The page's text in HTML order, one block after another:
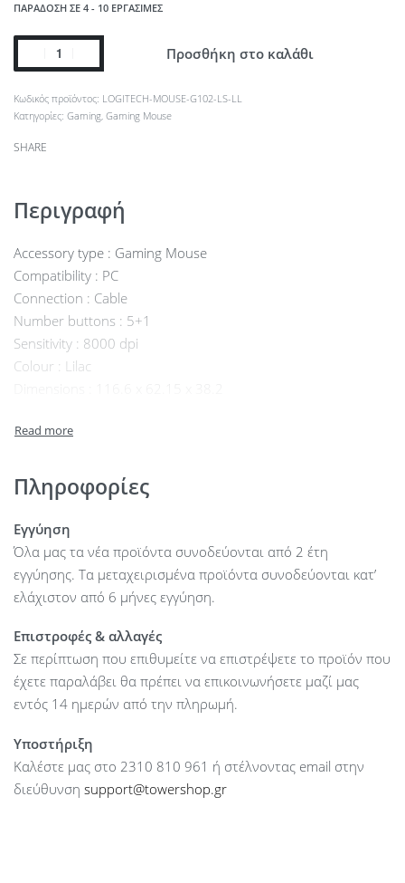
ΠΑΡΆΔΟΣΗ ΣΕ 4 - 10 ΕΡΓΆΣΙΜΕΣ
Προσθήκη στο καλάθι
LOGITECH-MOUSE-G102-LS-LL
Κατηγορίες: Gaming Gaming Mouse
SHARE
Περιγραφή
Accessory type : Gaming Mouse
Compatibility : PC
Connection : Cable
Number buttons : 5+1
Sensitivity : 8000 dpi
Colour : Lilac
Πληροφορίες
Εγγύηση
Όλα μας τα νέα προϊόντα συνοδεύονται από 2 έτη
εγγύησης. Τα μεταχειρισμένα προϊόντα συνοδεύονται κατ’
ελάχιστον από 6 μήνες εγγύηση.
Επιστροφές & αλλαγές
Σε περίπτωση που επιθυμείτε να επιστρέψετε το προϊόν που
έχετε παραλάβει θα πρέπει να επικοινωνήσετε μαζί μας
εντός 14 ημερών από την πληρωμή.
Υποστήριξη
Καλέστε μας στο 2310 810 961 ή στέλνοντας email στην
διεύθυνση support@towershop.gr